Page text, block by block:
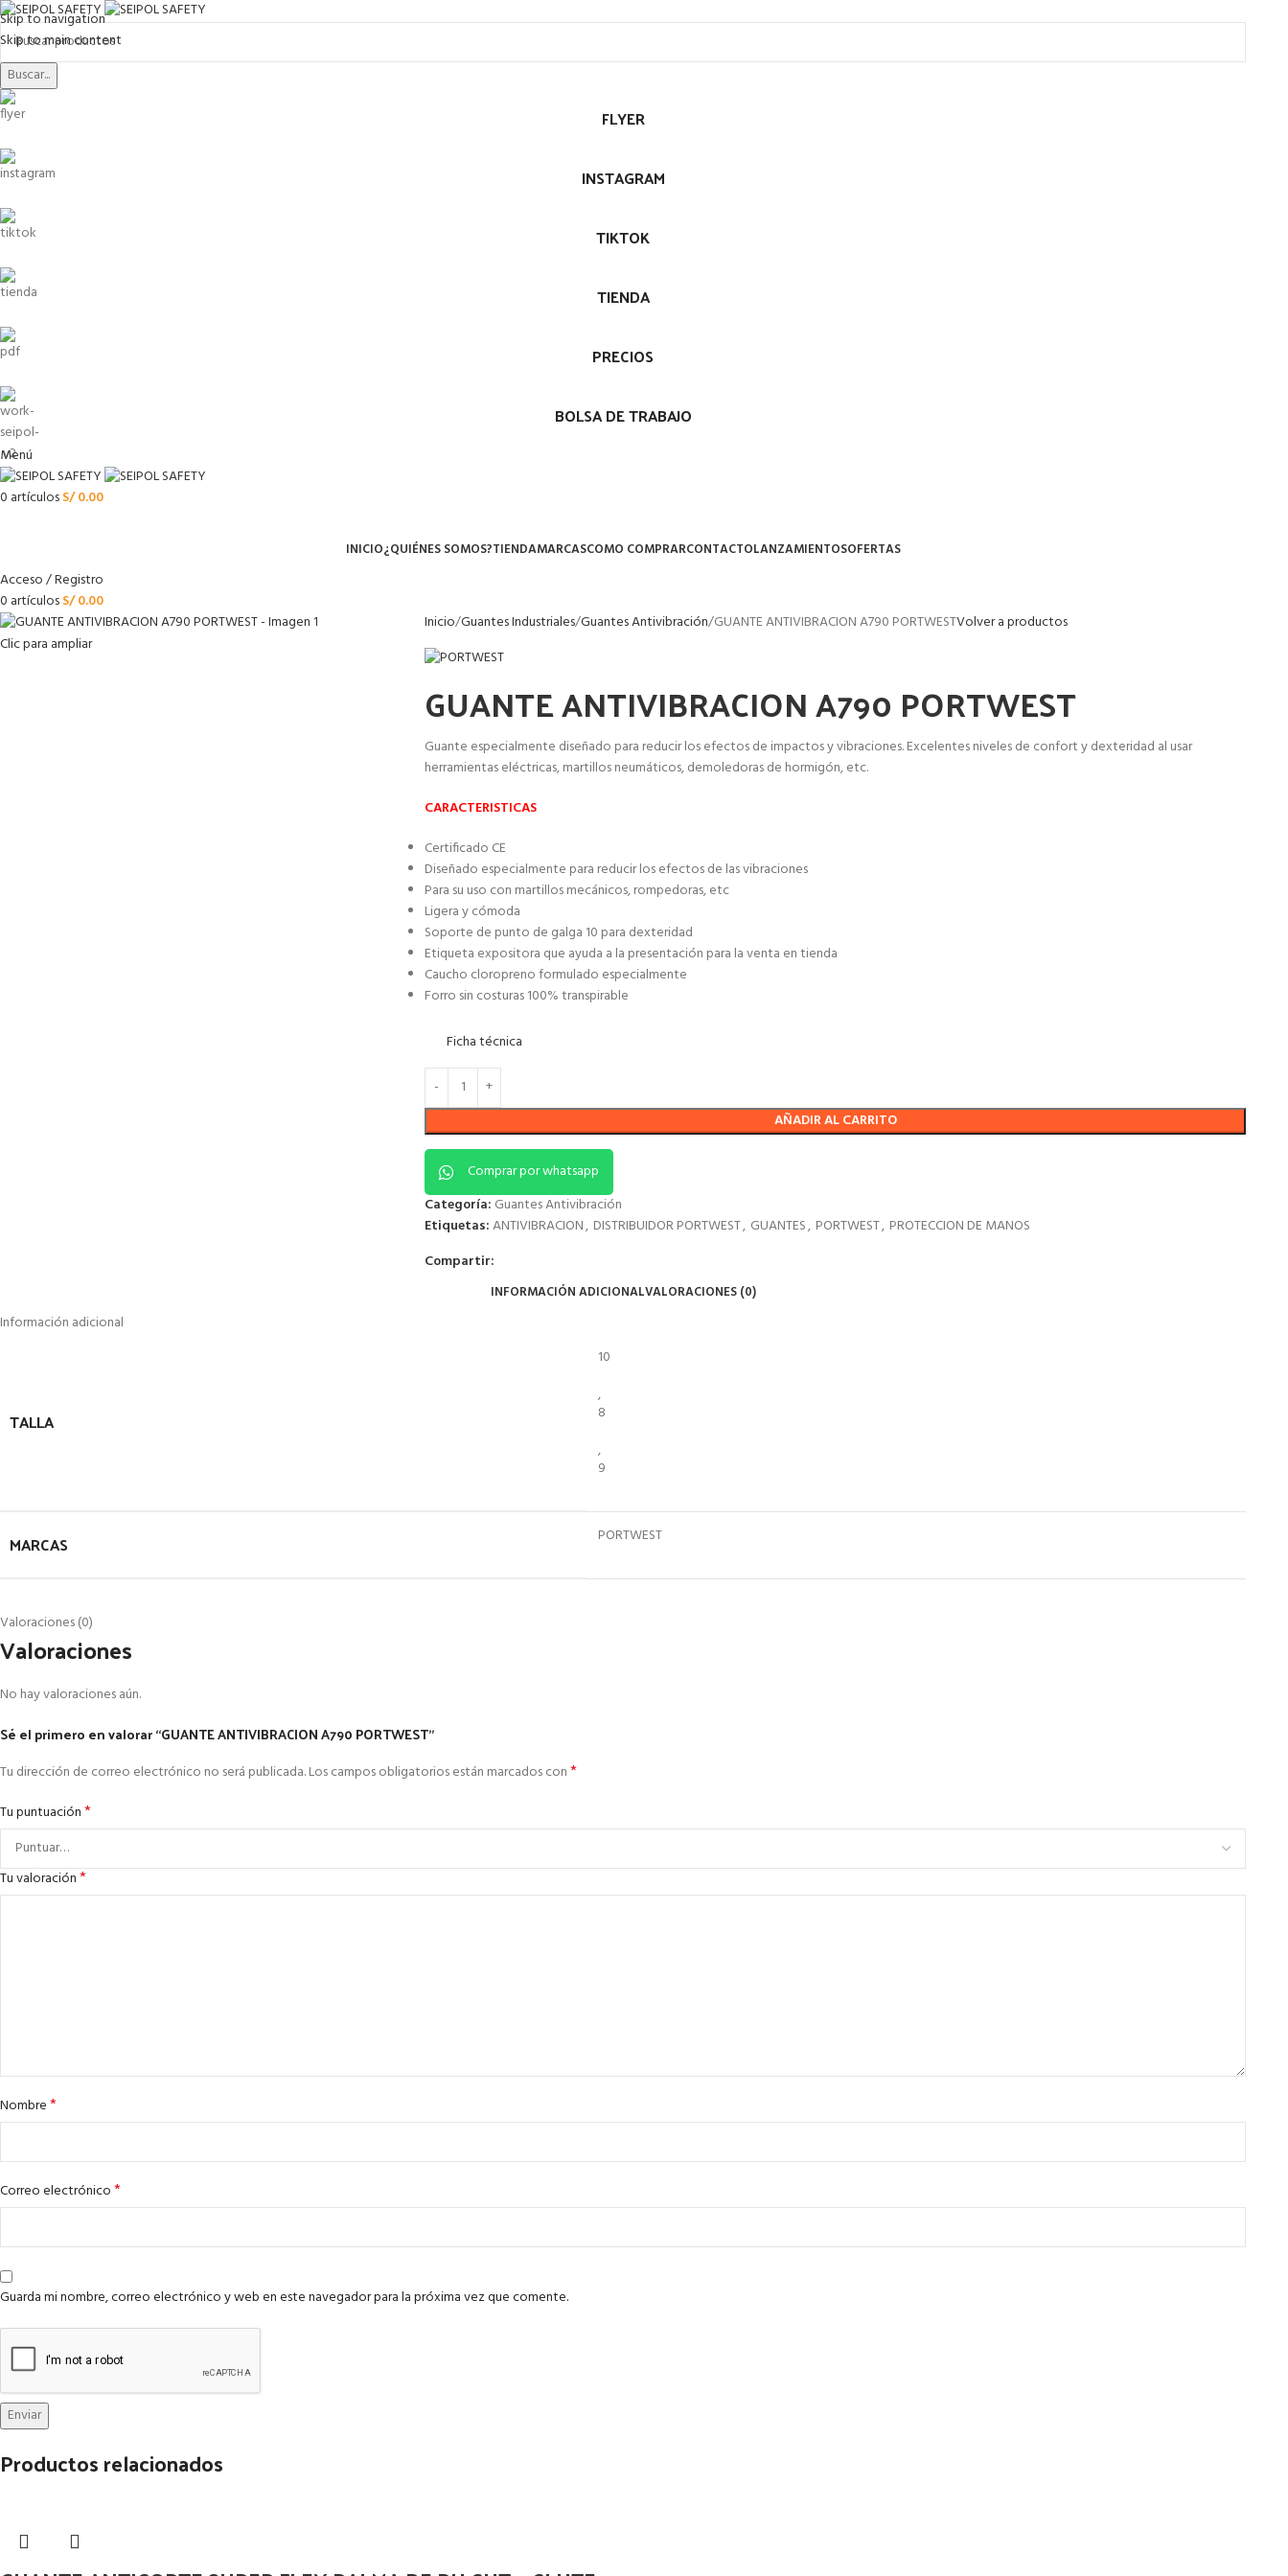
Skip to navigation
Skip to main content
Buscar...
FLYER
INSTAGRAM
TIKTOK
TIENDA
PRECIOS
BOLSA DE TRABAJO
Menú
0 artículosS/0.00
INICIO¿QUIÉNES SOMOS?TIENDAMARCASCOMO COMPRARCONTACTOLANZAMIENTOSOFERTAS
Acceso / Registro
0 artículosS/0.00
Clic para ampliar
Inicio Guantes Industriales Guantes Antivibración GUANTE ANTIVIBRACION A790 PORTWESTVolver a productos
GUANTE ANTIVIBRACION A790 PORTWEST
Guante especialmente diseñado para reducir los efectos de impactos y vibraciones. Excelentes niveles de confort y dexteridad al usar
herramientas eléctricas, martillos neumáticos, demoledoras de hormigón, etc.
CARACTERISTICAS
Certificado CE
Diseñado especialmente para reducir los efectos de las vibraciones
Para su uso con martillos mecánicos, rompedoras, etc
Ligera y cómoda
Soporte de punto de galga 10 para dexteridad
Etiqueta expositora que ayuda a la presentación para la venta en tienda
Caucho cloropreno formulado especialmente
Forro sin costuras 100% transpirable
Ficha técnica
AÑADIR AL CARRITO
Comprar por whatsapp
Categoría: Guantes Antivibración
Etiquetas:ANTIVIBRACION, DISTRIBUIDOR PORTWEST, GUANTES, PORTWEST, PROTECCION DE MANOS
Compartir:
INFORMACIÓN ADICIONALVALORACIONES (0)
Información adicional
TALLA
10
,
8
,
9
MARCAS PORTWEST
Valoraciones (0)
Valoraciones
No hay valoraciones aún.
Sé el primero en valorar “GUANTE ANTIVIBRACION A790 PORTWEST”
Tu dirección de correo electrónico no será publicada.Los campos obligatorios están marcados con*
Tu puntuación*
Tu valoración*
Nombre*
Correo electrónico*
Guarda mi nombre, correo electrónico y web en este navegador para la próxima vez que comente.
Productos relacionados